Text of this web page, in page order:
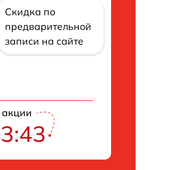
Скидка по
предварительной
записи на сайте